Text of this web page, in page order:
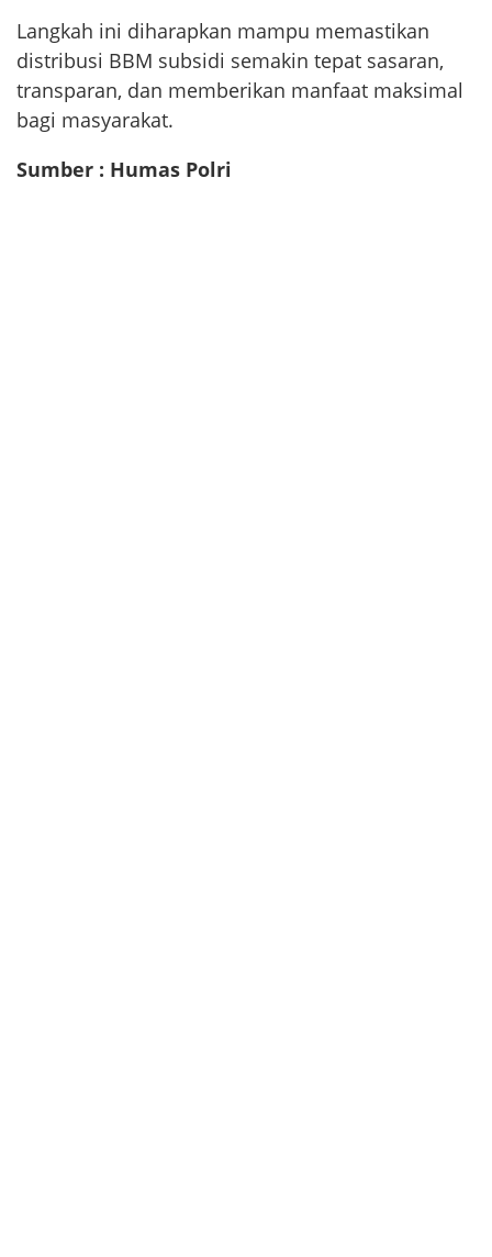
Langkah ini diharapkan mampu memastikan
distribusi BBM subsidi semakin tepat sasaran,
transparan, dan memberikan manfaat maksimal
bagi masyarakat.
Sumber : Humas Polri